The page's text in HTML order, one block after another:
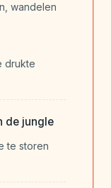
wandelen
drukte
de jungle
te storen